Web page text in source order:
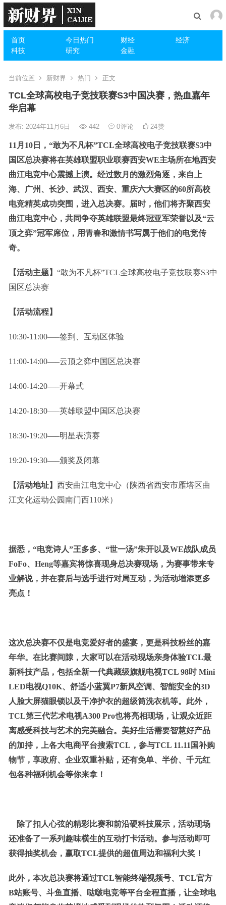
首页 今日热门 财经
经济
科技
研究 金融
当前位置 新财界 热门 正文
TCL全球高校电子竞技联赛S3中国决赛，热血嘉年
华启幕
发布: 2024年11月6日 442 0评论 24赞
11月10日，“敢为不凡杯”TCL全球高校电子竞技联赛S3中
国区总决赛将在英雄联盟职业联赛西安WE主场所在地西安
曲江电竞中心震撼上演。经过数月的激烈角逐，来自上
海、广州、长沙、武汉、西安、重庆六大赛区的60所高校
电竞精英成功突围，进入总决赛。届时，他们将齐聚西安
曲江电竞中心，共同争夺英雄联盟最终冠亚军荣誉以及“云
顶之弈”冠军席位，用青春和激情书写属于他们的电竞传
奇。
【活动主题】 “敢为不凡杯”TCL全球高校电子竞技联赛S3中
国区总决赛
【活动流程】
10:30-11:00—–签到、互动区体验
11:00-14:00—–云顶之弈中国区总决赛
14:00-14:20—–开幕式
14:20-18:30—–英雄联盟中国区总决赛
18:30-19:20—–明星表演赛
19:20-19:30—–颁奖及闭幕
【活动地址】 西安曲江电竞中心（陕西省西安市雁塔区曲
江文化运动公园南门西110米）
据悉，“电竞诗人”王多多、 “世一汤”朱开以及WE战队成员
FoFo、 Heng等嘉宾将惊喜现身总决赛现场，为赛事带来专
业解说，并在赛后与选手进行对局互动，为活动增添更多
亮点！
这次总决赛不仅是电竞爱好者的盛宴，更是科技粉丝的嘉
年华。在比赛间隙，大家可以在活动现场亲身体验TCL最
新科技产品，包括全新一代典藏级旗舰电视TCL 98吋 Mini
LED电视Q10K、舒适小蓝翼P7新风空调、智能安全的3D
人脸大屏猫眼锁以及干净护衣的超级筒洗衣机等。此外，
TCL第三代艺术电视A300 Pro也将亮相现场，让观众近距
离感受科技与艺术的完美融合。美好生活需要智慧好产品
的加持，上各大电商平台搜索TCL，参与TCL 11.11国补购
物节，享政府、企业双重补贴，还有免单、半价、 千元红
包各种福利机会等你来拿！
除了扣人心弦的精彩比赛和前沿硬科技展示，活动现场
还准备了一系列趣味横生的互动打卡活动。 参与活动即可
获得抽奖机会， 赢取TCL提供的超值周边和福利大奖！
此外，本次总决赛将通过TCL智能终端视频号、TCL官方
B站账号、斗鱼直播、哒啵电竞等平台全程直播，让全球电